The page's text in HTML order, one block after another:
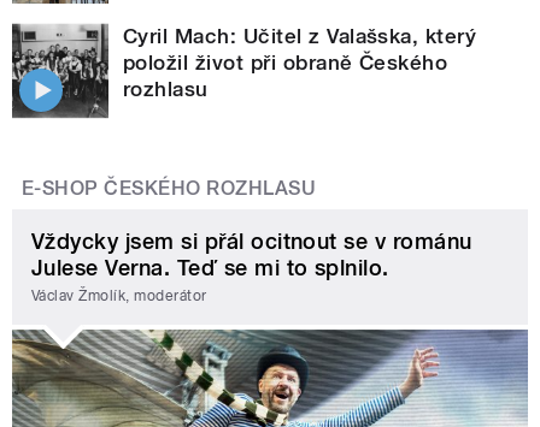
Cyril Mach: Učitel z Valašska, který
položil život při obraně Českého
rozhlasu
E-SHOP ČESKÉHO ROZHLASU
Vždycky jsem si přál ocitnout se v románu
Julese Verna. Teď se mi to splnilo.
Václav Žmolík, moderátor